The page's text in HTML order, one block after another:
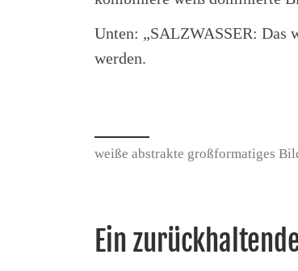
Unten: „SALZWASSER: Das
werden.
weiße abstrakte großformatiges
Ein